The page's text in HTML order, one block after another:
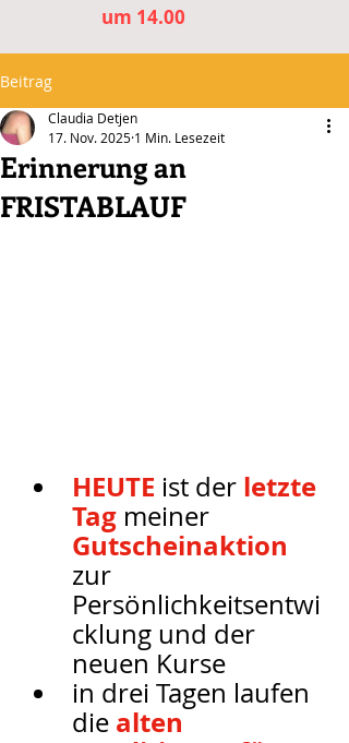
um 14.00
Beitrag
Erinnerung an
FRISTABLAUF
Claudia Detjen
17. Nov. 2025 1 Min. Lesezeit
HEUTE ist der letzte
Tag meiner
Gutscheinaktion
zur
Persönlichkeitsentwi
cklung und der
neuen Kurse
in drei Tagen laufen
die alten